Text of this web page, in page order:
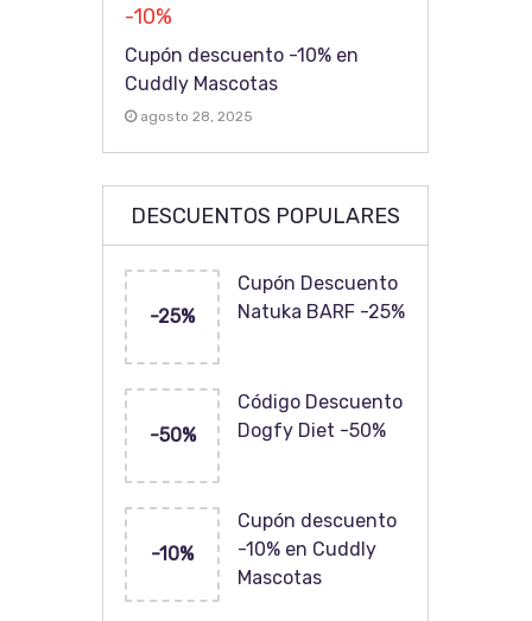
-10%
Cupón descuento -10% en
Cuddly Mascotas
agosto 28, 2025
DESCUENTOS POPULARES
-25%
Cupón Descuento
Natuka BARF -25%
-50%
Código Descuento
Dogfy Diet -50%
-10%
Cupón descuento
-10% en Cuddly
Mascotas